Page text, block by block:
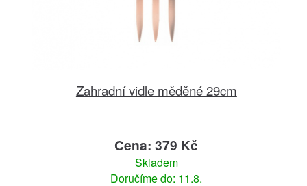
Zahradní vidle měděné 29cm
Cena: 379 Kč
Skladem
Doručíme do: 11.8.